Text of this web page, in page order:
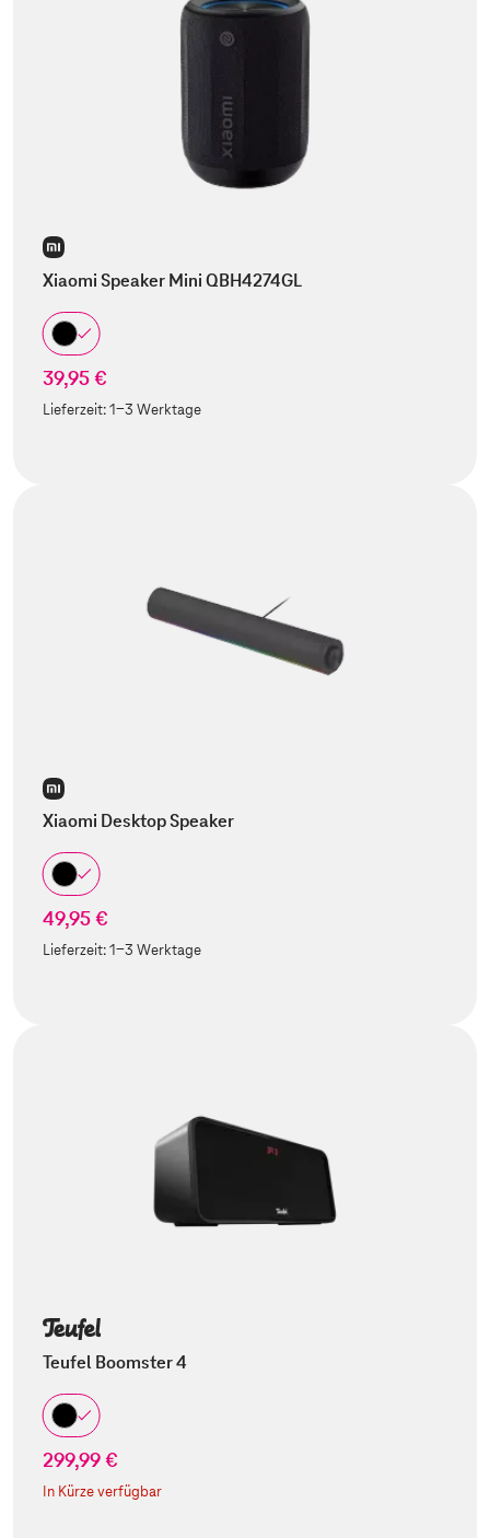
Xiaomi Speaker Mini QBH4274GL
39,95 €
Lieferzeit:1-3 Werktage
Xiaomi Desktop Speaker
49,95 €
Lieferzeit:1-3 Werktage
Teufel Boomster 4
299,99 €
In Kürze verfügbar